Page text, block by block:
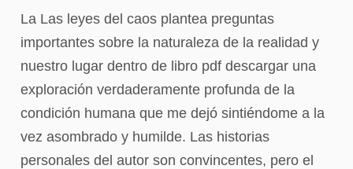
La Las leyes del caos plantea preguntas
importantes sobre la naturaleza de la realidad y
nuestro lugar dentro de libro pdf descargar una
exploración verdaderamente profunda de la
condición humana que me dejó sintiéndome a la
vez asombrado y humilde. Las historias
personales del autor son convincentes, pero el